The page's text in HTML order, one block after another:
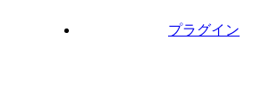
プラグイン